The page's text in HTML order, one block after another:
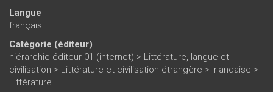
Langue
français
Catégorie (éditeur)
hiérarchie éditeur 01 (internet) > Littérature, langue et
civilisation > Littérature et civilisation étrangère > Irlandaise >
Littérature